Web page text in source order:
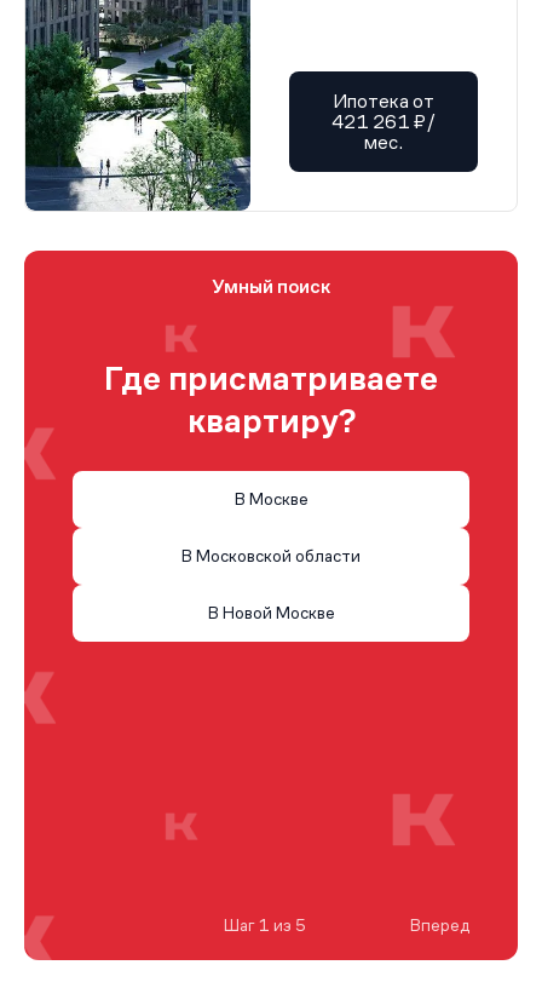
Ипотека от
421 261 ₽/
мес.
Умный поиск
Где присматриваете
квартиру?
В Москве
В Московской области
В Новой Москве
Шаг 1 из 5 Вперед